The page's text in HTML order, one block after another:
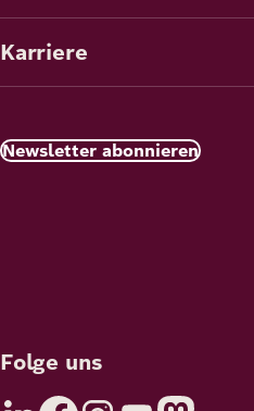
Karriere
Newsletter abonnieren
Folge uns